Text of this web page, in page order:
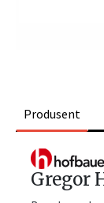
Produsent
Gregor